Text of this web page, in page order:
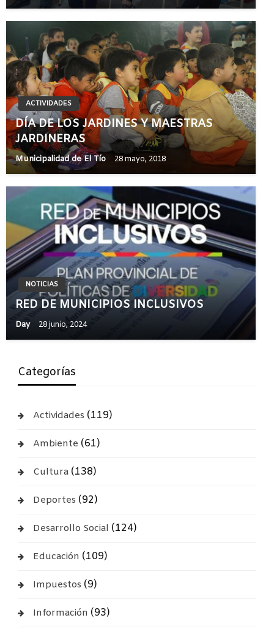
ACTIVIDADES
DÍA DE LOS JARDINES Y MAESTRAS
JARDINERAS
Municipalidad de El Tío 28 mayo, 2018
NOTICIAS
RED DE MUNICIPIOS INCLUSIVOS
Day 28 junio, 2024
Categorías
Actividades (119)
Ambiente (61)
Cultura(138)
Deportes (92)
Desarrollo Social (124)
Educación (109)
Impuestos (9)
Información (93)